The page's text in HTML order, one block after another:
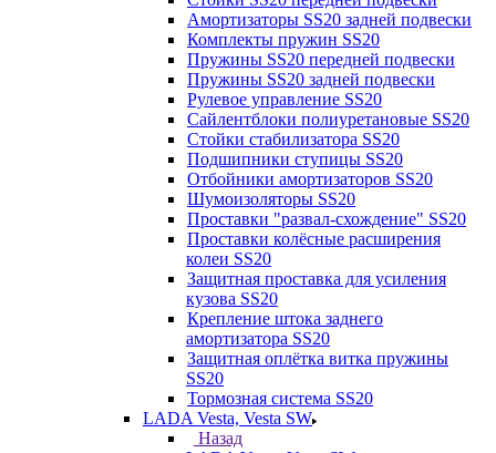
Амортизаторы SS20 задней подвески
Комплекты пружин SS20
Пружины SS20 передней подвески
Пружины SS20 задней подвески
Рулевое управление SS20
Сайлентблоки полиуретановые SS20
Стойки стабилизатора SS20
Подшипники ступицы SS20
Отбойники амортизаторов SS20
Шумоизоляторы SS20
Проставки "развал-схождение" SS20
Проставки колёсные расширения
колеи SS20
Защитная проставка для усиления
кузова SS20
Крепление штока заднего
амортизатора SS20
Защитная оплётка витка пружины
SS20
Тормозная система SS20
LADA Vesta, Vesta SW
Назад